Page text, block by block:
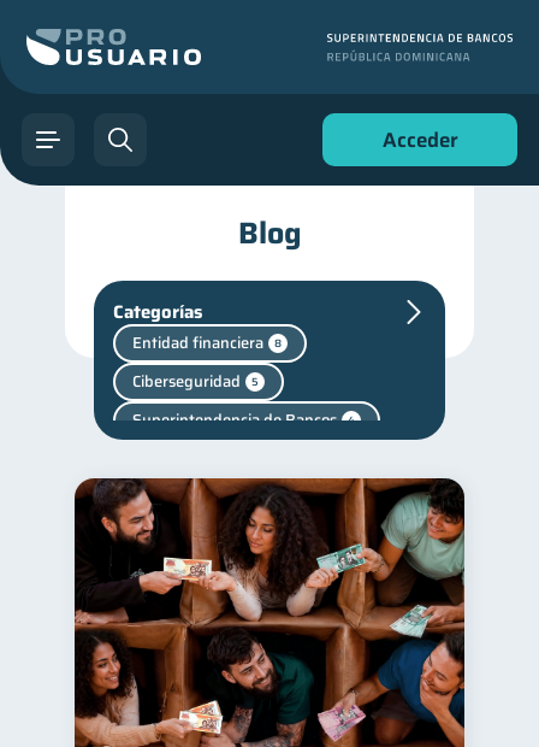
Acceder
Blog
Categorías
Entidad financiera 8
Ciberseguridad 5
Superintendencia de Bancos 4
Cuenta Inactiva
Salud mental 1
Finanzas personales 44
Manejo de deudas 31
Educación financiera
Finanzas para jóvenes 30
Control de deudas 30